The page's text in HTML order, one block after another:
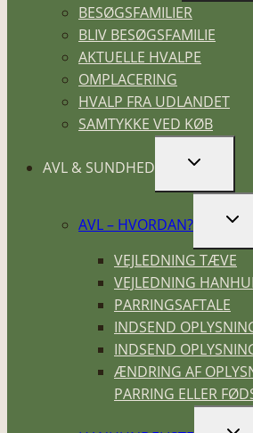
BESØGSFAMILIER
BLIV BESØGSFAMILIE
AKTUELLE HVALPE
OMPLACERING
HVALP FRA UDLANDET
SAMTYKKE VED KØB
AVL & SUNDHED
SKIFT
AVL – HVORDAN?
VEJLEDNING TÆVE
VEJLEDNING
PARRINGSAFTALE
INDSEND
INDSEND
ÆNDRING AF
PARRING ELLER